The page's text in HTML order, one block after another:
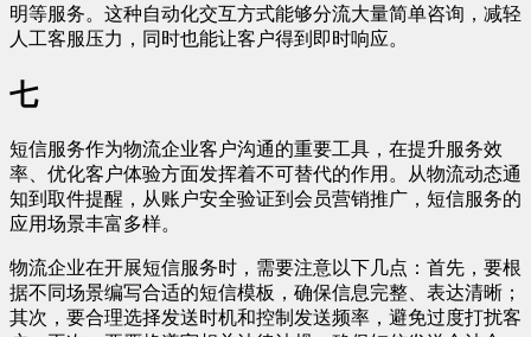
明等服务。这种自动化交互方式能够分流大量简单咨询，减轻
人工客服压力，同时也能让客户得到即时响应。
七
短信服务作为物流企业客户沟通的重要工具，在提升服务效
率、优化客户体验方面发挥着不可替代的作用。从物流动态通
知到取件提醒，从账户安全验证到会员营销推广，短信服务的
应用场景丰富多样。
物流企业在开展短信服务时，需要注意以下几点：首先，要根
据不同场景编写合适的短信模板，确保信息完整、表达清晰；
其次，要合理选择发送时机和控制发送频率，避免过度打扰客